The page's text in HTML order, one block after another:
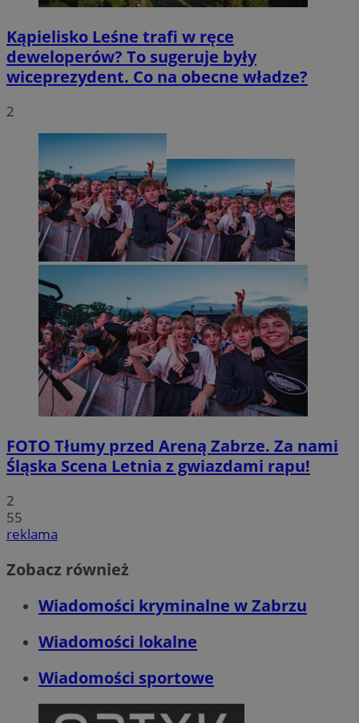
Kąpielisko Leśne trafi w ręce
deweloperów? To sugeruje były
wiceprezydent. Co na obecne władze?
2
FOTO Tłumy przed Areną Zabrze. Za nami
Śląska Scena Letnia z gwiazdami rapu!
2
55
reklama
Zobacz również
Wiadomości kryminalne w Zabrzu
Wiadomości lokalne
Wiadomości sportowe